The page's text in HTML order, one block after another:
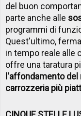
del buon
parte anche alle
programmi di
Quest'ultimo,
in tempo reale alle
offre una taratura
l'affondamento del
carrozzeria più